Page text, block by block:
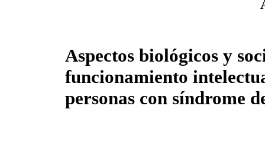
Aspectos biológicos y
funcionamiento
personas con síndrome